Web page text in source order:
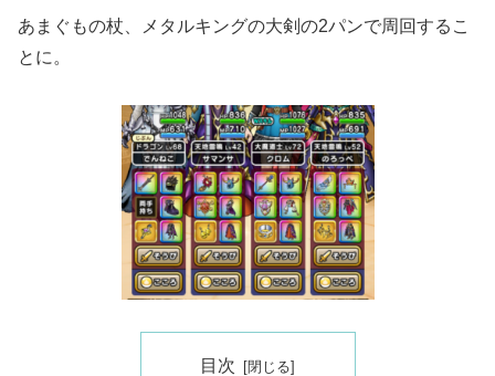
あまぐもの杖、メタルキングの大剣の2パンで周回するこ
とに。
目次